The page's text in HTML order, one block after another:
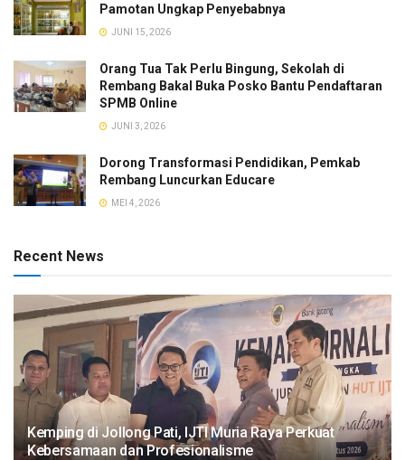
Pamotan Ungkap Penyebabnya
JUNI 15, 2026
Orang Tua Tak Perlu Bingung, Sekolah di
Rembang Bakal Buka Posko Bantu Pendaftaran
SPMB Online
JUNI 3, 2026
Dorong Transformasi Pendidikan, Pemkab
Rembang Luncurkan Educare
MEI 4, 2026
Recent News
​Kemping di Jollong Pati, IJTI Muria Raya Perkuat
Kebersamaan dan Profesionalisme